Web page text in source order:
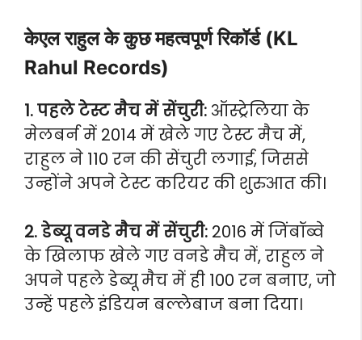
केएल राहुल के कुछ महत्वपूर्ण रिकॉर्ड (KL
Rahul Records)
1. पहले टेस्ट मैच में सेंचुरी: ऑस्ट्रेलिया के
मेलबर्न में 2014 में खेले गए टेस्ट मैच में,
राहुल ने 110 रन की सेंचुरी लगाई, जिससे
उन्होंने अपने टेस्ट करियर की शुरुआत की।
2. डेब्यू वनडे मैच में सेंचुरी: 2016 में जिंबॉब्वे
के खिलाफ खेले गए वनडे मैच में, राहुल ने
अपने पहले डेब्यू मैच में ही 100 रन बनाए, जो
उन्हें पहले इंडियन बल्लेबाज बना दिया।